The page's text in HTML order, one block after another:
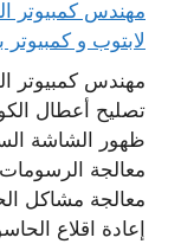
لابتوب و كمبيوتر
مهندس كمبيوتر
تصليح أعطال
ظهور الشاشة
معالجة
معالجة مشاكل
إعادة اقلاع